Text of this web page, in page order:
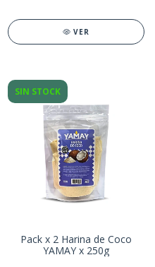
VER
SIN STOCK
Pack x 2 Harina de Coco
YAMAY x 250g